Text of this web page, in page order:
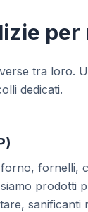
tra loro.
dedicati.
fornelli,
prodotti